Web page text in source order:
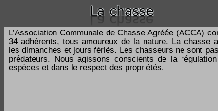
L’Association Communale de Chasse Agréée (ACCA)
34 adhérents, tous amoureux de la nature. La chasse
les dimanches et jours fériés. Les chasseurs ne sont
prédateurs. Nous agissons conscients de la
espèces et dans le respect des propriétés.